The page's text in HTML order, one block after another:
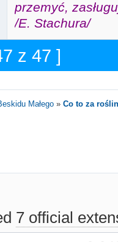
przemyć,
/E. Stachura/
z 47 ]
Małego »Co to za
7 official